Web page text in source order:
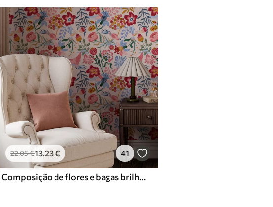
22.05€13.23€ 41
Composição de flores e bagas brilhantes com papagaios